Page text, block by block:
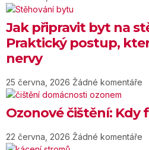
Jak připravit byt na
Praktický postup,
nervy
25 června, 2026 Žádné komentáře
Ozonové čištění: Kdy
22 června, 2026 Žádné komentáře